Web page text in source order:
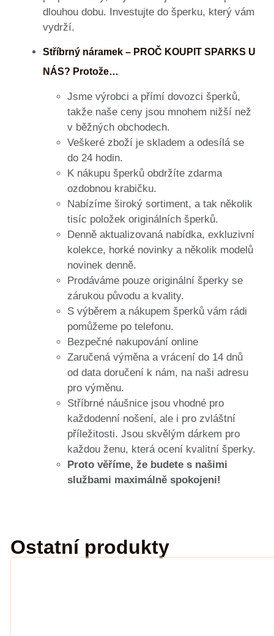
dlouhou dobu. Investujte do šperku, který vám
vydrží.
Stříbrný náramek – PROČ KOUPIT SPARKS U
NÁS? Protože…
Jsme výrobci a přímí dovozci šperků,
takže naše ceny jsou mnohem nižší než
v běžných obchodech.
Veškeré zboží je skladem a odesílá se
do 24 hodin.
K nákupu šperků obdržíte zdarma
ozdobnou krabičku.
Nabízíme široký sortiment, a tak několik
tisíc položek originálních šperků.
Denně aktualizovaná nabídka, exkluzivní
kolekce, horké novinky a několik modelů
novinek denně.
Prodáváme pouze originální šperky se
zárukou původu a kvality.
S výběrem a nákupem šperků vám rádi
pomůžeme po telefonu.
Bezpečné nakupování online
Zaručená výměna a vrácení do 14 dnů
od data doručení k nám, na naši adresu
pro výměnu.
Stříbrné náušnice jsou vhodné pro
každodenní nošení, ale i pro zvláštní
příležitosti. Jsou skvělým dárkem pro
každou ženu, která ocení kvalitní šperky.
Proto věříme, že budete s našimi
službami maximálně spokojeni!
Ostatní produkty